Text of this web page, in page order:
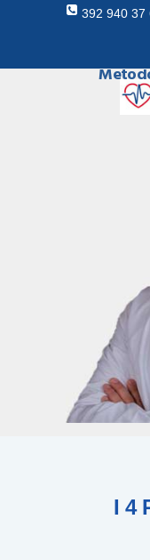
392 940 37
CONTATTI
Come
I 4